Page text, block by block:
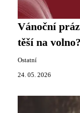
Vánoční
těší na volno?
Ostatní
24. 05. 2026